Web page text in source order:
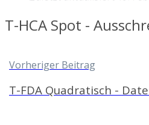
T-HCA Spot -
Vorheriger Beitrag
T-FDA Quadratisch -